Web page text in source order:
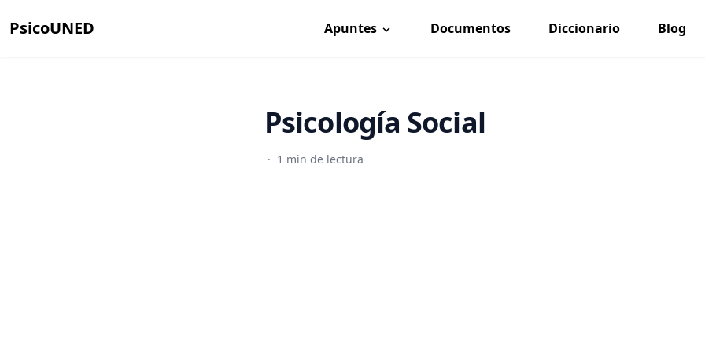
PsicoUNED Apuntes Documentos Diccionario Blog
Psicología Social
· 1 min de lectura